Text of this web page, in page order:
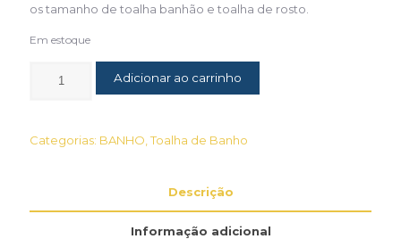
os tamanho de toalha banhão e toalha de rosto.
Em estoque
Adicionar ao carrinho
Categorias: BANHO ,Toalha de Banho
Descrição
Informação adicional